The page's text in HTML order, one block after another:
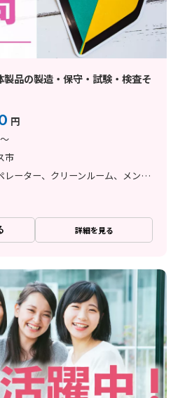
製品の製造・保守・試験・検査そ
円
市
検査、マシンオペレーター、クリーンルーム、メンテナンス・保全
詳細を見る